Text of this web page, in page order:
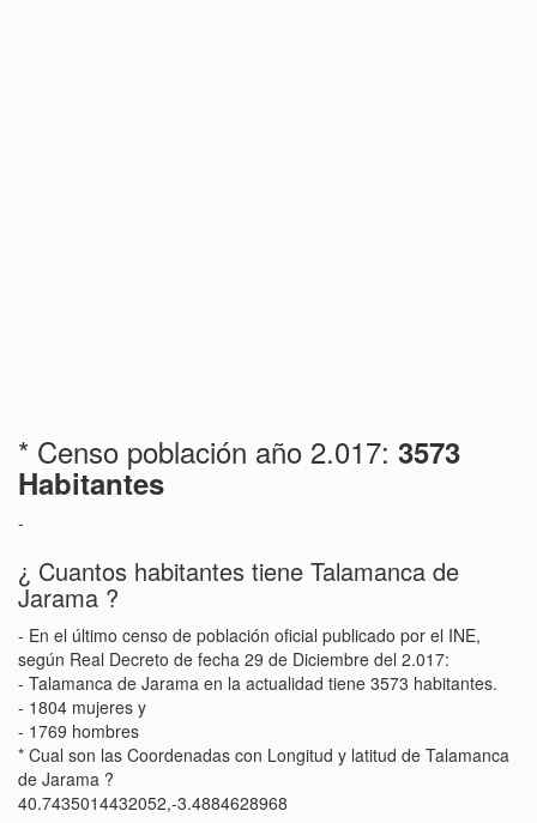
* Censo población año 2.017: 3573
Habitantes
-
¿ Cuantos habitantes tiene Talamanca de
Jarama ?
- En el último censo de población oficial publicado por el INE,
según Real Decreto de fecha 29 de Diciembre del 2.017:
- Talamanca de Jarama en la actualidad tiene 3573 habitantes.
- 1804 mujeres y
- 1769 hombres
* Cual son las Coordenadas con Longitud y latitud de Talamanca
de Jarama ?
40.7435014432052,-3.4884628968